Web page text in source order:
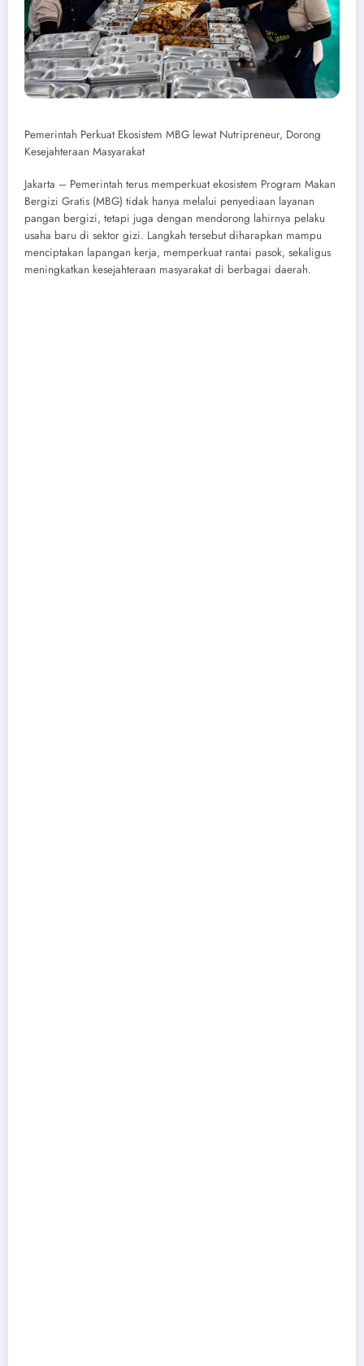
Pemerintah Perkuat Ekosistem MBG lewat Nutripreneur, Dorong
Kesejahteraan Masyarakat
Jakarta – Pemerintah terus memperkuat ekosistem Program Makan
Bergizi Gratis (MBG) tidak hanya melalui penyediaan layanan
pangan bergizi, tetapi juga dengan mendorong lahirnya pelaku
usaha baru di sektor gizi. Langkah tersebut diharapkan mampu
menciptakan lapangan kerja, memperkuat rantai pasok, sekaligus
meningkatkan kesejahteraan masyarakat di berbagai daerah.